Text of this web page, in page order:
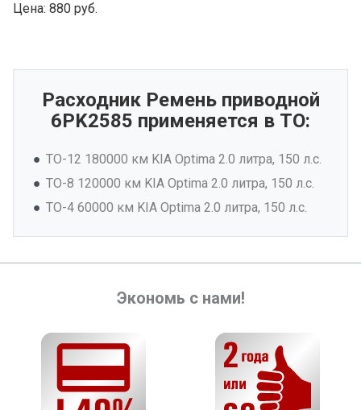
Цена: 880 руб.
Расходник Ремень приводной
6PK2585 применяется в ТО:
ТО-12 180000 км KIA Optima 2.0 литра, 150 л.с.
ТО-8 120000 км KIA Optima 2.0 литра, 150 л.с.
ТО-4 60000 км KIA Optima 2.0 литра, 150 л.с.
Экономь с нами!